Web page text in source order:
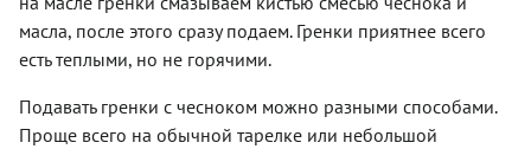
масла, после этого сразу подаем. Гренки приятнее всего
есть теплыми, но не горячими.
Подавать гренки с чесноком можно разными способами.
Проще всего на обычной тарелке или небольшой